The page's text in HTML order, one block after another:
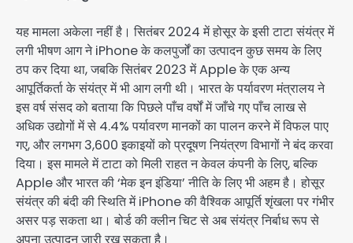
यह मामला अकेला नहीं है। सितंबर 2024 में होसूर के इसी टाटा संयंत्र में
लगी भीषण आग ने iPhone के कलपुर्जों का उत्पादन कुछ समय के लिए
ठप कर दिया था, जबकि सितंबर 2023 में Apple के एक अन्य
आपूर्तिकर्ता के संयंत्र में भी आग लगी थी। भारत के पर्यावरण मंत्रालय ने
इस वर्ष संसद को बताया कि पिछले पाँच वर्षों में जाँचे गए पाँच लाख से
अधिक उद्योगों में से 4.4% पर्यावरण मानकों का पालन करने में विफल पाए
गए, और लगभग 3,600 इकाइयों को प्रदूषण नियंत्रण विभागों ने बंद करवा
दिया। इस मामले में टाटा को मिली राहत न केवल कंपनी के लिए, बल्कि
Apple और भारत की ‘मेक इन इंडिया’ नीति के लिए भी अहम है। होसूर
संयंत्र की बंदी की स्थिति में iPhone की वैश्विक आपूर्ति शृंखला पर गंभीर
असर पड़ सकता था। बोर्ड की क्लीन चिट से अब संयंत्र निर्बाध रूप से